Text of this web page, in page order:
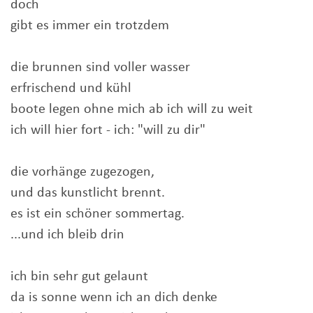
doch
gibt es immer ein trotzdem
die brunnen sind voller wasser
erfrischend und kühl
boote legen ohne mich ab ich will zu weit
ich will hier fort - ich: "will zu dir"
die vorhänge zugezogen,
und das kunstlicht brennt.
es ist ein schöner sommertag.
...und ich bleib drin
ich bin sehr gut gelaunt
da is sonne wenn ich an dich denke